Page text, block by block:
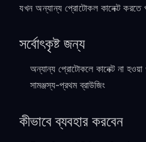
যখন অন্যান্য প্রোটোকল কানেক্ট করতে
সর্বোৎকৃষ্ট জন্য
অন্যান্য প্রোটোকলে কানেক্ট না হওয়া
সামঞ্জস্য-প্রথম ব্রাউজিং
কীভাবে ব্যবহার করবেন